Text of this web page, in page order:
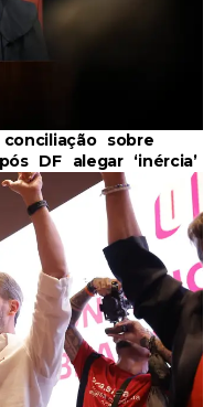
sobre
DF alegar ‘inércia’